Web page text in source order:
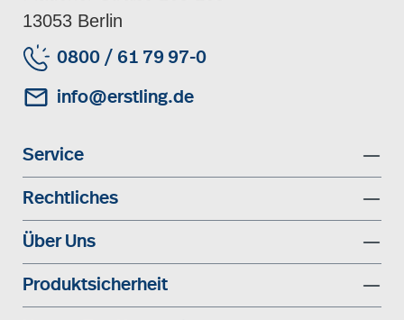
13053 Berlin
0800 / 61 79 97-0
info@erstling.de
Service
Rechtliches
Über Uns
Produktsicherheit